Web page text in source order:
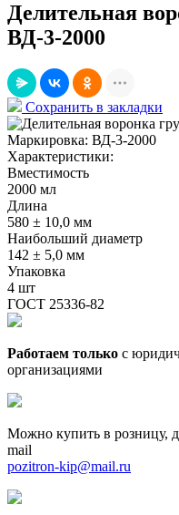
Делительная
ВД-3-2000
Сохранить в закладки
Маркировка: ВД-3-2000
Характеристики:
Вместимость
2000 мл
Длина
580 ± 10,0 мм
Наибольший диаметр
142 ± 5,0 мм
Упаковка
4 шт
ГОСТ 25336-82
Работаем только с
организациями
Можно купить в розницу,
mail
pozitron-kip@mail.ru